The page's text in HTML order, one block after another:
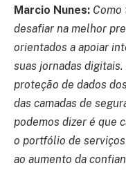
Marcio Nunes: Como
desafiar na melhor
orientados a apoiar
suas jornadas
proteção de dados
das camadas de
podemos dizer é que
o portfólio de
ao aumento da